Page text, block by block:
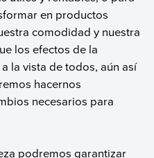
en productos
comodidad y nuestra
los efectos de la
la vista de todos, aún así
hacernos
necesarios para
podremos garantizar